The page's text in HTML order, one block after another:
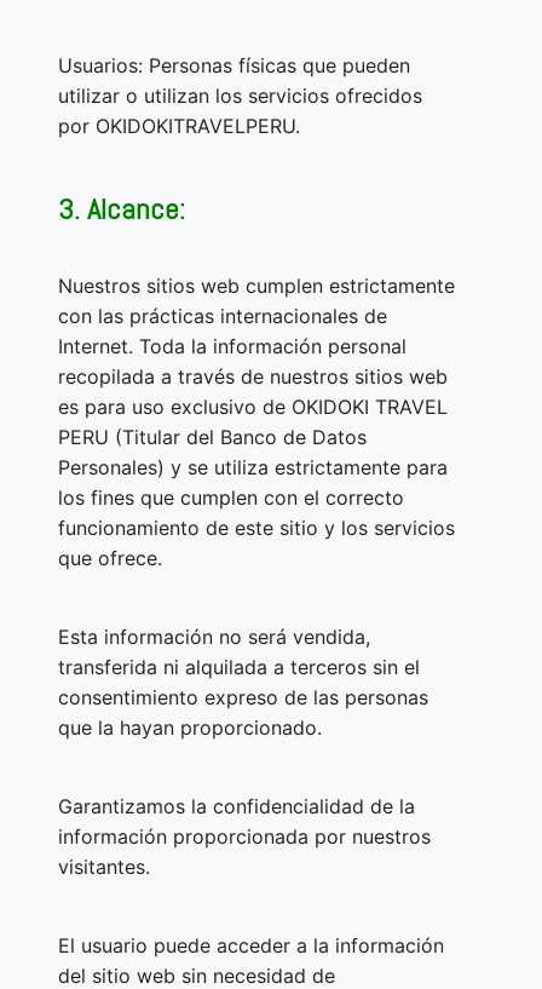
Usuarios: Personas físicas que pueden
utilizar o utilizan los servicios ofrecidos
por OKIDOKITRAVELPERU.
3. Alcance:
Nuestros sitios web cumplen estrictamente
con las prácticas internacionales de
Internet. Toda la información personal
recopilada a través de nuestros sitios web
es para uso exclusivo de OKIDOKI TRAVEL
PERU (Titular del Banco de Datos
Personales) y se utiliza estrictamente para
los fines que cumplen con el correcto
funcionamiento de este sitio y los servicios
que ofrece.
Esta información no será vendida,
transferida ni alquilada a terceros sin el
consentimiento expreso de las personas
que la hayan proporcionado.
Garantizamos la confidencialidad de la
información proporcionada por nuestros
visitantes.
El usuario puede acceder a la información
del sitio web sin necesidad de